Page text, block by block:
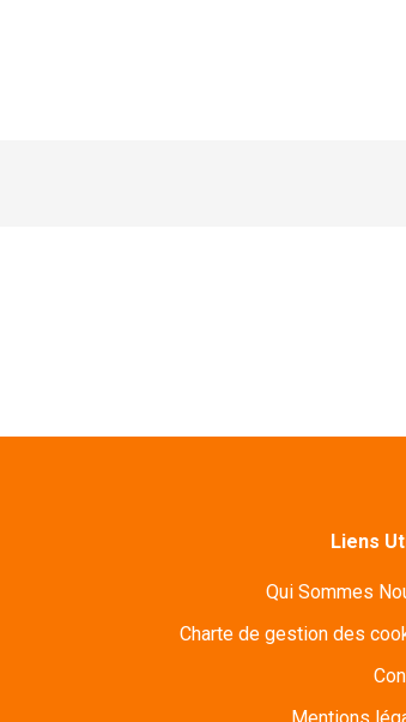
Liens
Qui Sommes
Charte de gestion des